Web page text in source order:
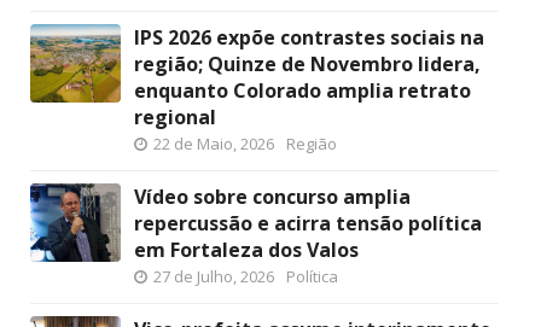
IPS 2026 expõe contrastes sociais na
região; Quinze de Novembro lidera,
enquanto Colorado amplia retrato
regional
22 de Maio, 2026 Região
Vídeo sobre concurso amplia
repercussão e acirra tensão política
em Fortaleza dos Valos
27 de Julho, 2026 Política